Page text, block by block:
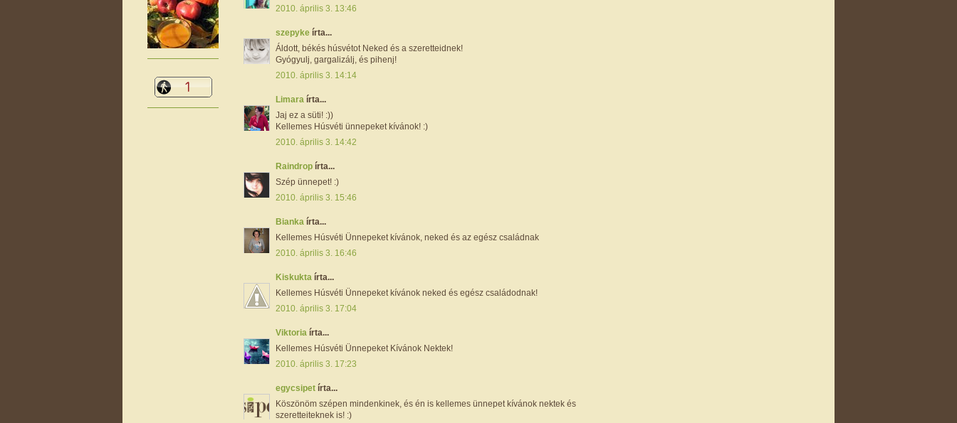
2010. április 3. 13:46
szepyke írta...
Áldott, békés húsvétot Neked és a szeretteidnek!
Gyógyulj, gargalizálj, és pihenj!
2010. április 3. 14:14
Limara írta...
Jaj ez a süti! :))
Kellemes Húsvéti ünnepeket kívánok! :)
2010. április 3. 14:42
Raindrop írta...
Szép ünnepet! :)
2010. április 3. 15:46
Bianka írta...
Kellemes Húsvéti Ünnepeket kívánok, neked és az egész családnak
2010. április 3. 16:46
Kiskukta írta...
Kellemes Húsvéti Ünnepeket kívánok neked és egész családodnak!
2010. április 3. 17:04
Viktoria írta...
Kellemes Húsvéti Ünnepeket Kívánok Nektek!
2010. április 3. 17:23
egycsipet írta...
Köszönöm szépen mindenkinek, és én is kellemes ünnepet kívánok nektek és
szeretteiteknek is! :)